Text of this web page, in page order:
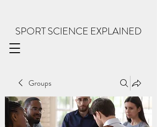
SPORT SCIENCE EXPLAINED
Groups